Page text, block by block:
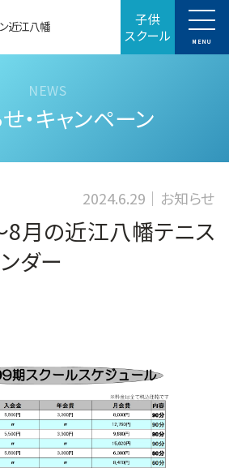
近江八幡 子供
スクール MENU
・キャンペーン
月の近江八幡テニス
ダー
2024.6.29 お知らせ